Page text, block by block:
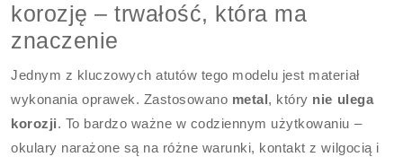
korozję – trwałość, która ma
znaczenie
Jednym z kluczowych atutów tego modelu jest materiał
wykonania oprawek. Zastosowano metal, który nie ulega
korozji. To bardzo ważne w codziennym użytkowaniu –
okulary narażone są na różne warunki, kontakt z wilgocią i